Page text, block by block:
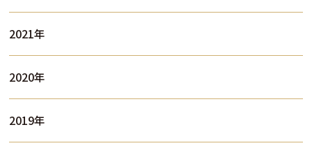
2021年
2020年
2019年